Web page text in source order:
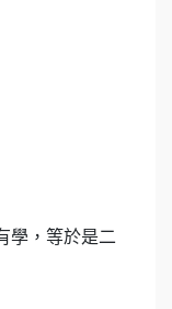
學，等於是二